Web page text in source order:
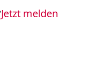
Jetzt melden